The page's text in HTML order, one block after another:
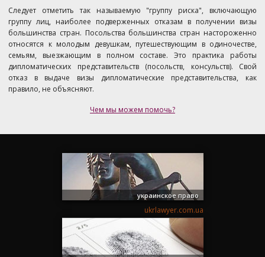
Следует отметить так называемую "группу риска", включающую
группу лиц, наиболее подверженных отказам в получении визы
большинства стран. Посольства большинства стран настороженно
относятся к молодым девушкам, путешествующим в одиночестве,
семьям, выезжающим в полном составе. Это практика работы
дипломатических представительств (посольств, консульств). Свой
отказ в выдаче визы дипломатические представительства, как
правило, не объясняют.
Чем мы можем помочь?
украинское право
ukrlawyer.com.ua